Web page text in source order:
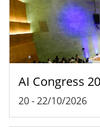
AI Congress
20-22/10/2026